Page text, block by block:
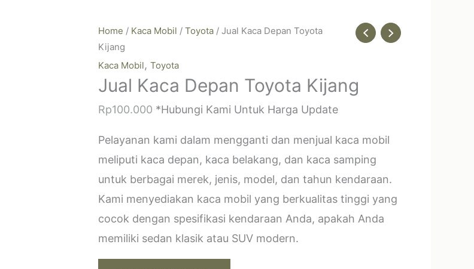
Home / Kaca Mobil / Toyota / Jual Kaca Depan Toyota
Kijang
Kaca Mobil, Toyota
Jual Kaca Depan Toyota Kijang
Rp100.000 *Hubungi Kami Untuk Harga Update
Pelayanan kami dalam mengganti dan menjual kaca mobil
meliputi kaca depan, kaca belakang, dan kaca samping
untuk berbagai merek, jenis, model, dan tahun kendaraan.
Kami menyediakan kaca mobil yang berkualitas tinggi yang
cocok dengan spesifikasi kendaraan Anda, apakah Anda
memiliki sedan klasik atau SUV modern.